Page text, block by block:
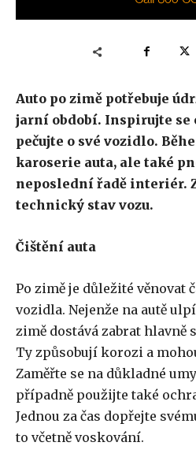
Auto po zimě potřebuje
jarní období. Inspirujte se
pečujte o své vozidlo.
karoserie auta, ale také
neposlední řadě interiér.
technický stav vozu.
Čištění auta
Po zimě je důležité věnovat
vozidla. Nejenže na autě
zimě dostává zabrat hlavně
Ty způsobují korozi a
Zaměřte se na důkladné
případně použijte také
Jednou za čas dopřejte
to včetně voskování.